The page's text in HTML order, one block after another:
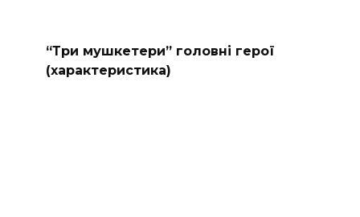
“Три мушкетери” головні герої
(характеристика)